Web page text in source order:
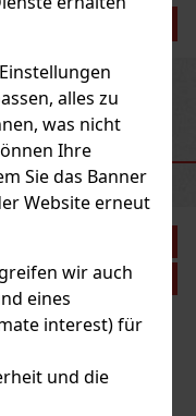
alles zu
was nicht
Ihre
Sie das Banner
Website erneut
wir auch
eines
interest) für
und die